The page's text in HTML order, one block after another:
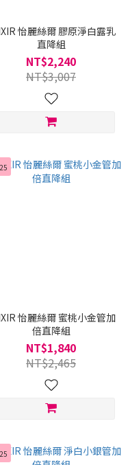
怡麗絲爾 膠原淨白露乳
直降組
NT$2,240
NT$3,007
怡麗絲爾 蜜桃小金管加
倍直降組
NT$1,840
NT$2,465